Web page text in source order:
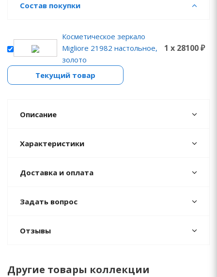
Состав покупки
Косметическое зеркало
Migliore 21982 настольное,
золото
1 x 28100 ₽
Текущий товар
Описание
Характеристики
Доставка и оплата
Задать вопрос
Отзывы
Другие товары коллекции